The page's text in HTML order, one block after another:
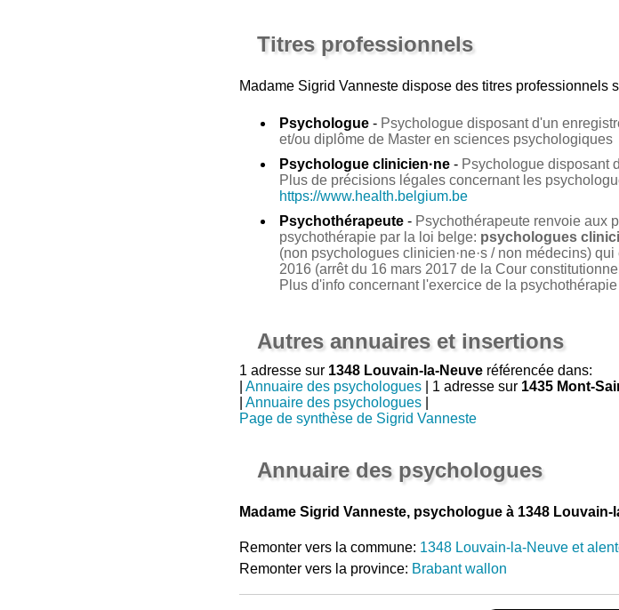
Titres professionnels
Madame Sigrid Vannestedispose des titres professionnels
Psychologue- Psychologue disposant d'un
et/ou diplôme de Master en sciences psychologiques
Psychologue clinicien·ne- Psychologue disposant
Plus de précisions légales concernant les
https://www.health.belgium.be
Psychothérapeute- Psychothérapeute renvoie aux
psychothérapie par la loi belge: psychologues
(non psychologues clinicien·ne·s / non médecins)
2016 (arrêt du 16 mars 2017 de la Cour
Plus d'info concernant l'exercice de la
Autres annuaires et insertions
1 adresse sur 1348 Louvain-la-Neuveréférencée dans:
Annuaire des psychologues| 1 adresse sur 1435 Mont-
Annuaire des psychologues|
Page de synthèse de Sigrid Vanneste
Annuaire des psychologues
Madame Sigrid Vanneste, psychologue à 1348 Louvain-
Remonter vers la commune: 1348 Louvain-la-Neuve et
Remonter vers la province: Brabant wallon